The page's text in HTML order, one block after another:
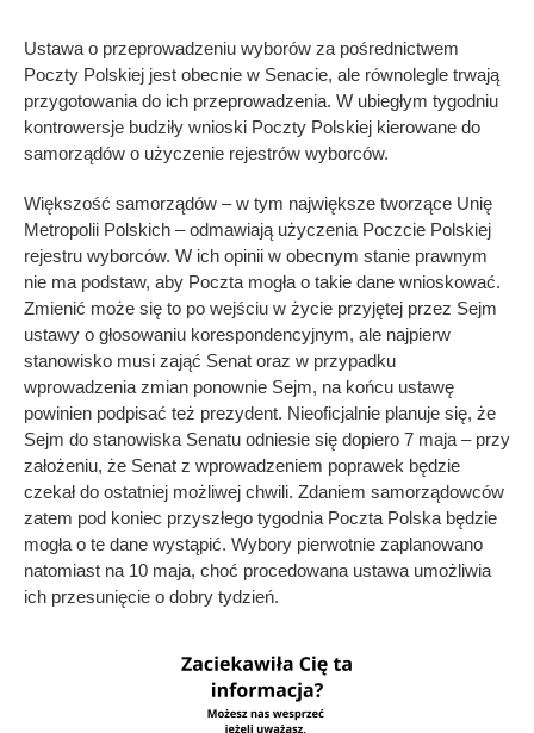
Ustawa o przeprowadzeniu wyborów za pośrednictwem
Poczty Polskiej jest obecnie w Senacie, ale równolegle trwają
przygotowania do ich przeprowadzenia. W ubiegłym tygodniu
kontrowersje budziły wnioski Poczty Polskiej kierowane do
samorządów o użyczenie rejestrów wyborców.
Większość samorządów – w tym największe tworzące Unię
Metropolii Polskich – odmawiają użyczenia Poczcie Polskiej
rejestru wyborców. W ich opinii w obecnym stanie prawnym
nie ma podstaw, aby Poczta mogła o takie dane wnioskować.
Zmienić może się to po wejściu w życie przyjętej przez Sejm
ustawy o głosowaniu korespondencyjnym, ale najpierw
stanowisko musi zająć Senat oraz w przypadku
wprowadzenia zmian ponownie Sejm, na końcu ustawę
powinien podpisać też prezydent. Nieoficjalnie planuje się, że
Sejm do stanowiska Senatu odniesie się dopiero 7 maja – przy
założeniu, że Senat z wprowadzeniem poprawek będzie
czekał do ostatniej możliwej chwili. Zdaniem samorządowców
zatem pod koniec przyszłego tygodnia Poczta Polska będzie
mogła o te dane wystąpić. Wybory pierwotnie zaplanowano
natomiast na 10 maja, choć procedowana ustawa umożliwia
ich przesunięcie o dobry tydzień.